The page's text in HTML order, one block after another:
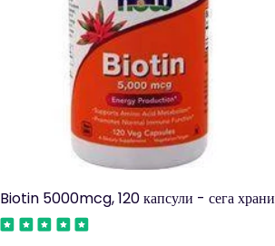
Biotin 5000mcg, 120 капсули - сега храни